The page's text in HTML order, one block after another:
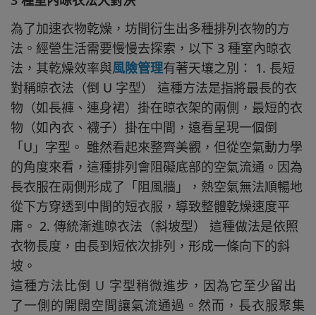
為了加速衣物乾燥，坊間衍生出多種排列衣物的方
法。經營生活需要慢慢去探索，以下 3 種室內晾衣
法，其乾燥效率與風險管理有著天壤之別： 1. 長短
對稱晾衣法（倒 U 字型） 這種方法是指將最長的衣
物（如長褲、連身裙）掛在晾衣架的兩側，最短的衣
物（如內衣、襪子）掛在中間，遠看呈現一個倒
「U」字型。 雖然看起來整齊美觀，但從空氣動力學
的角度來看，這種排列會阻礙底部的空氣流通。因為
長衣服在兩側形成了「阻風牆」，熱空氣無法順暢地
從下方穿透到中間的短衣服，導致整體乾燥速度平
庸。 2. 傳統漸進晾衣法（斜坡型） 這種做法是依照
衣物長度，由長到短依次排列，形成一條向下的斜
坡。
這種方法比倒 U 字型稍微進步，因為它至少留出
了一側的開闊空間讓氣流通過。然而，長衣服聚集